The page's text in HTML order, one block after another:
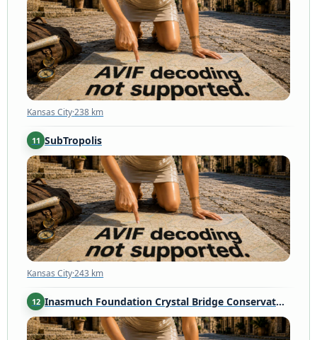
Kansas City·238 km
Kansas City·238 km
11 SubTropolis
Kansas City·243 km
Kansas City·243 km
12 Inasmuch Foundation Crystal Bridge Conservatory
Oklahoma City·294 km